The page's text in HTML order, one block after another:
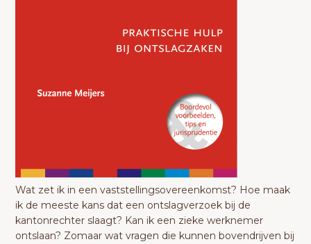
Wat zet ik in een vaststellingsovereenkomst? Hoe maak
ik de meeste kans dat een ontslagverzoek bij de
kantonrechter slaagt? Kan ik een zieke werknemer
ontslaan? Zomaar wat vragen die kunnen bovendrijven bij